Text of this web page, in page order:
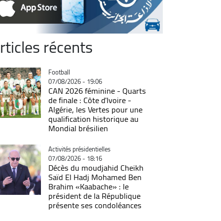
récents
Catégorie
Football
07/08/2026 - 19:06
CAN 2026 féminine - Quarts
de finale : Côte d'Ivoire -
Algérie, les Vertes pour une
qualification historique au
Mondial brésilien
Catégorie
Activités présidentielles
07/08/2026 - 18:16
Décès du moudjahid Cheikh
Saïd El Hadj Mohamed Ben
Brahim «Kaabache» : le
président de la République
présente ses condoléances